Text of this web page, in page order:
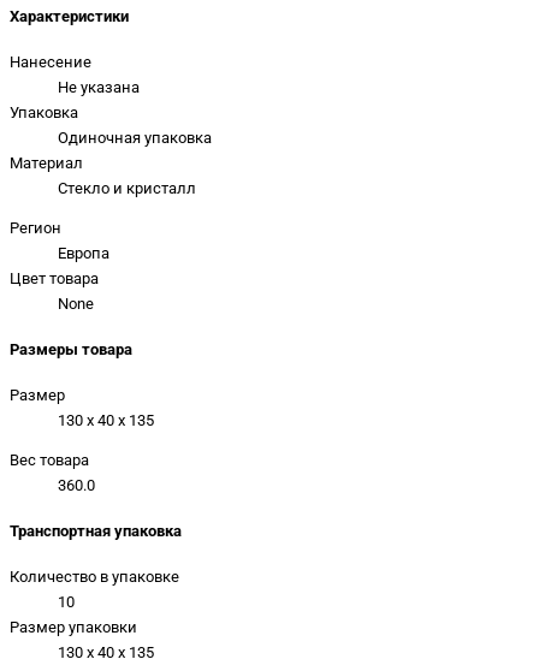
Характеристики
Нанесение
Не указана
Упаковка
Одиночная упаковка
Материал
Стекло и кристалл
Регион
Европа
Цвет товара
None
Размеры товара
Размер
130 x 40 x 135
Вес товара
360.0
Транспортная упаковка
Количество в упаковке
10
Размер упаковки
130 x 40 x 135